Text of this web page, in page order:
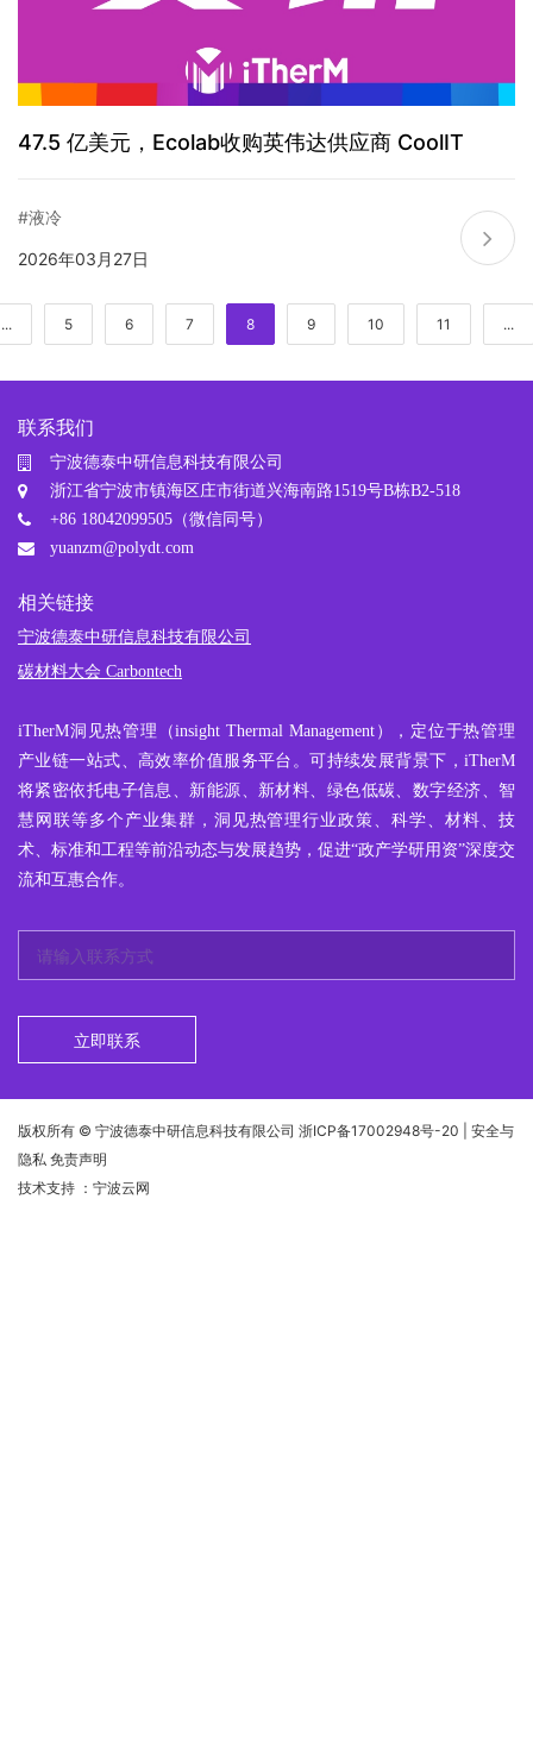
47.5 亿美元，Ecolab收购英伟达供应商 CoolIT
#液冷
2026年03月27日
... 5 6 7 8 9 10 11 ...
联系我们
宁波德泰中研信息科技有限公司
浙江省宁波市镇海区庄市街道兴海南路1519号B栋B2-518
+86 18042099505（微信同号）
yuanzm@polydt.com
相关链接
宁波德泰中研信息科技有限公司
碳材料大会 Carbontech
iTherM洞见热管理
（insight Thermal Management），定位于热管理
产业链一站式、高效率价值服务平台。可持续发展背景下，iTherM
将紧密依托电子信息、新能源、新材料、绿色低碳、数字经济、智
慧网联等多个产业集群，洞见热管理行业政策、科学、材料、技
术、标准和工程等前沿动态与发展趋势，促进“政产学研用资”深度交
流和互惠合作。
立即联系
版权所有 © 宁波德泰中研信息科技有限公司 浙ICP备17002948号-20 | 安全与
隐私 免责声明
技术支持 ：宁波云网